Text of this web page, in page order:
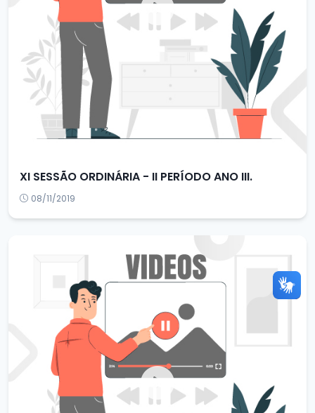
XI SESSÃO ORDINÁRIA - II PERÍODO ANO III.
08/11/2019